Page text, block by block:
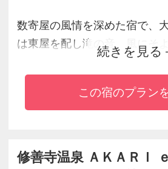
数寄屋の風情を深めた宿で、
は東屋を配し滝の音、風にそ
浴みをお楽しみ頂けます。館
に流れを感じながら季節毎の
い。評判の料理は、地元の素
続きを見る
この宿のプラン
修善寺温泉 ＡＫＡＲＩ